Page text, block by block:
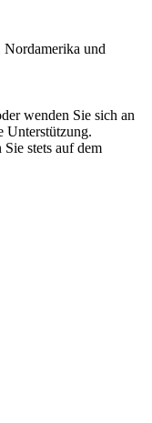
Nordamerika und
wenden Sie sich an
Unterstützung.
stets auf dem